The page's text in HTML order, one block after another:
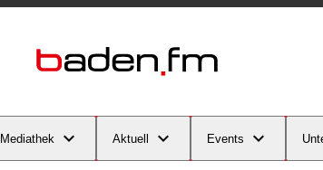
Mediathek Aktuell Events